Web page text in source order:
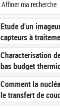
Etude d’un
capteurs à
Characterisation
bas budget
Comment la
le transfert de
Affiner ma recherche